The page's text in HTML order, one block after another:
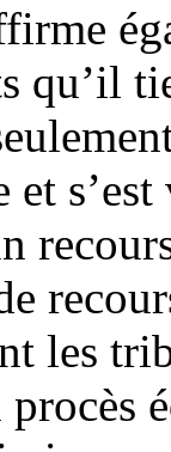
qu’il
s’est
les